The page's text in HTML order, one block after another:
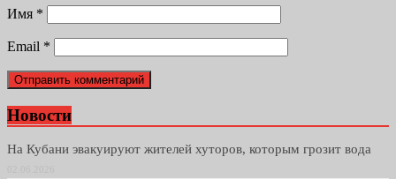
Имя *
Email *
Новости
На Кубани эвакуируют жителей хуторов, которым грозит вода